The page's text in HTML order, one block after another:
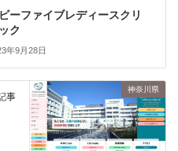
ーファイブレディースクリ
ク
年9月28日
神奈川県
事